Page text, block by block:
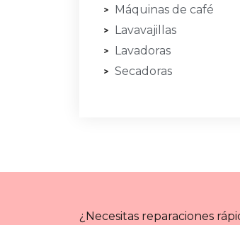
Máquinas de café
Lavavajillas
Lavadoras
Secadoras
¿Necesitas reparaciones